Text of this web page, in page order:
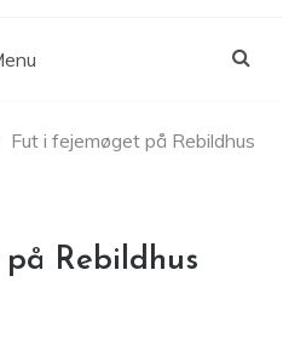
Fut i fejemøget på Rebildhus
Rebildhus